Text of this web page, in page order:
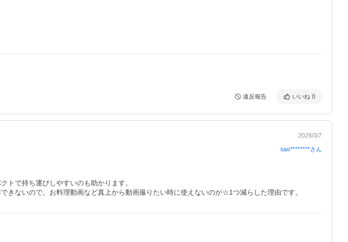
違反報告 いいね 0
2026/3/7
sao********さん
トで持ち運びしやすいのも助かります。
ないので。お料理動画など真上から動画撮りたい時に使えないのが☆1つ減らした理由です。